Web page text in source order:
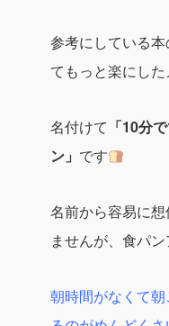
参考にしている
てもっと楽にし
名付けて 「10分
ン」 です
名前から容易に
ませんが、食パ
朝時間がなくて